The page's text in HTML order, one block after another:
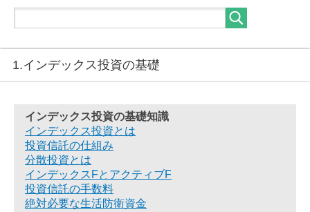
1.インデックス投資の基礎
インデックス投資の基礎知識
インデックス投資とは
投資信託の仕組み
分散投資とは
インデックスFとアクティブF
投資信託の手数料
絶対必要な生活防衛資金